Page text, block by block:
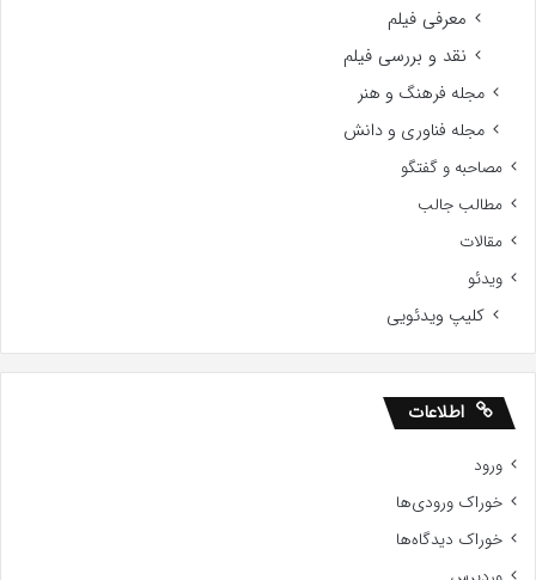
معرفی فیلم
نقد و بررسی فیلم
مجله فرهنگ و هنر
مجله فناوری و دانش
مصاحبه و گفتگو
مطالب جالب
مقالات
ویدئو
کلیپ ویدئویی
اطلاعات
ورود
خوراک ورودی‌ها
خوراک دیدگاه‌ها